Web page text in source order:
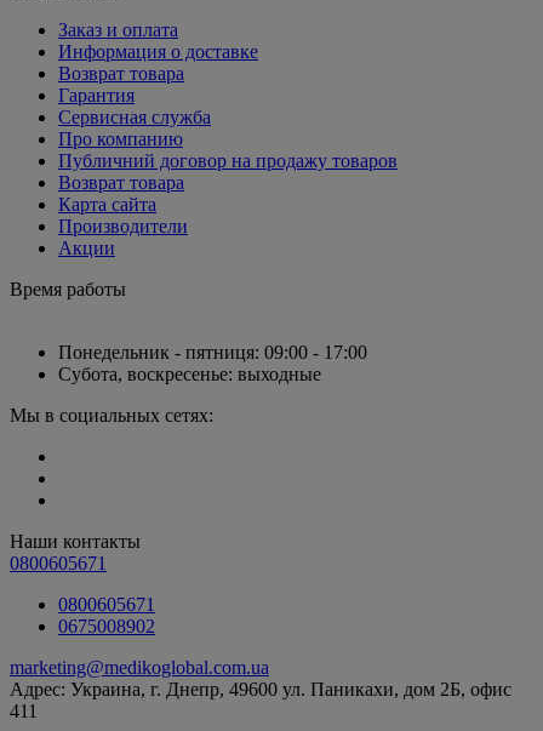
Заказ и оплата
Информация о доставке
Возврат товара
Гарантия
Сервисная служба
Про компанию
Публичний договор на продажу товаров
Возврат товара
Карта сайта
Производители
Акции
Время работы
Понедельник - пятниця: 09:00 - 17:00
Субота, воскресенье: выходные
Мы в социальных сетях:
Наши контакты
0800605671
0800605671
0675008902
marketing@medikoglobal.com.ua
Адрес: Украина, г. Днепр, 49600 ул. Паникахи, дом 2Б, офис
411